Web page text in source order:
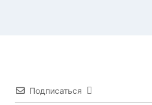
Подписаться